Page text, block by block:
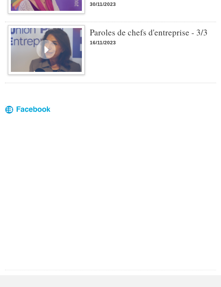
30/11/2023
Paroles de chefs d'entreprise - 3/3
16/11/2023